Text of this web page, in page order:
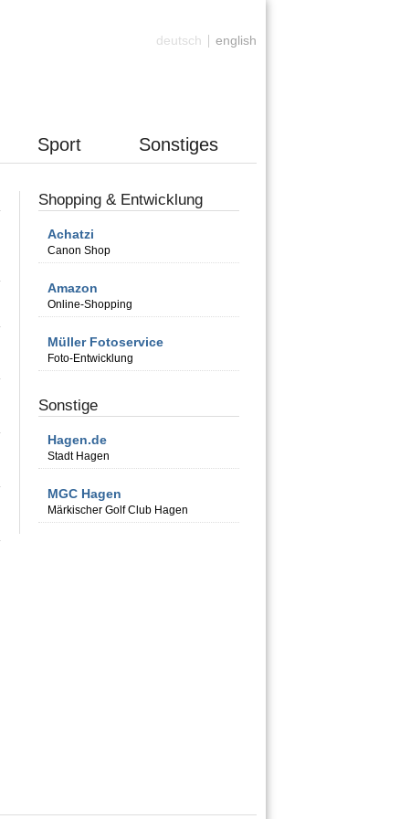
deutsch english
Sport Sonstiges
Shopping & Entwicklung
Achatzi
Canon Shop
Amazon
Online-Shopping
Müller Fotoservice
Foto-Entwicklung
Sonstige
Hagen.de
Stadt Hagen
MGC Hagen
Märkischer Golf Club Hagen